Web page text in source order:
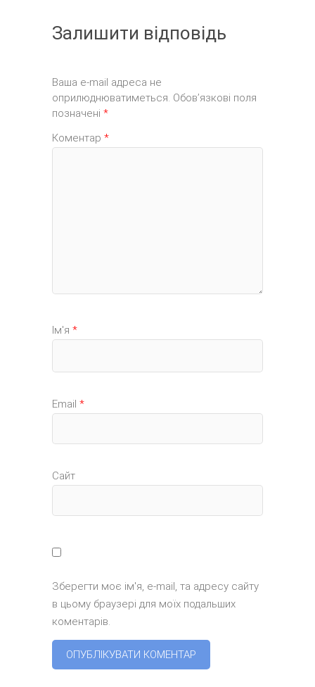
Залишити відповідь
Ваша e-mail адреса не
оприлюднюватиметься. Обов’язкові поля
позначені *
Коментар *
Ім'я *
Email *
Сайт
Зберегти моє ім'я, e-mail, та адресу сайту
в цьому браузері для моїх подальших
коментарів.